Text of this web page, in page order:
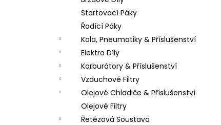
Startovací Páky
Řadící Páky
Kola, Pneumatiky & Příslušenství
Elektro Díly
Karburátory & Příslušenství
Vzduchové Filtry
Olejové Chladiče & Příslušenství
Olejové Filtry
Řetězová Soustava
PITBIKE DUŠE PŘEDNÍ 14 PALCŮ
200 Kč